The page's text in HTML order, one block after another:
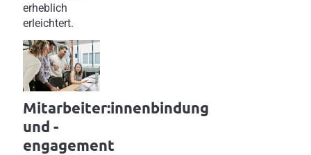
erheblich
erleichtert.
Mitarbeiter:innenbindung
und -
engagement